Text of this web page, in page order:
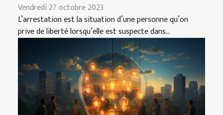
Vendredi 27 octobre 2023
L’arrestation est la situation d’une personne qu’on
prive de liberté lorsqu’elle est suspecte dans...